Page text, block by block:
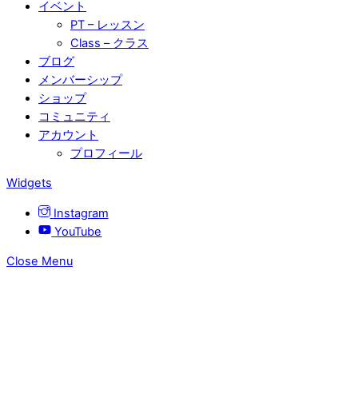
イベント
PT – レッスン
Class – クラス
ブログ
メンバーシップ
ショップ
コミュニティ
アカウント
プロフィール
Widgets
Instagram
YouTube
Close Menu